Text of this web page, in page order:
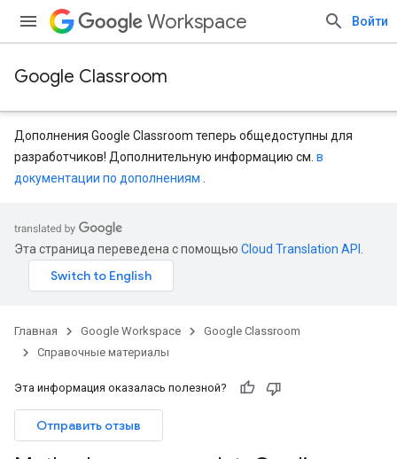
Workspace Войти
Google Classroom
Дополнения Google Classroom теперь общедоступны для
разработчиков! Дополнительную информацию см. в
документации по дополнениям
Эта страница переведена с помощью Cloud Translation API
Главная Google Workspace
Google Classroom
Справочные материалы
Эта информация оказалась полезной?
Отправить отзыв